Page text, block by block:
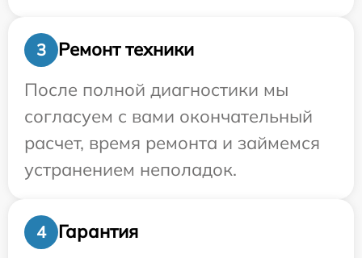
3
Ремонт техники
После полной диагностики мы
согласуем с вами окончательный
расчет, время ремонта и займемся
устранением неполадок.
4 Гарантия